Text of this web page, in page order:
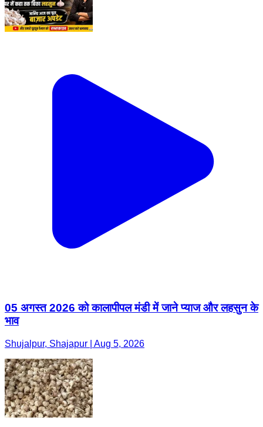
05 अगस्त 2026 को कालापीपल मंडी में जाने प्याज और लहसुन के
भाव
Shujalpur, Shajapur | Aug 5, 2026